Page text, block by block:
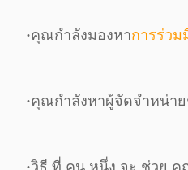
MX
ทริจทอ
·คุณกําลังมองหาการร่วม
·คุณกําลังหาผู้จัดจําหน่าย